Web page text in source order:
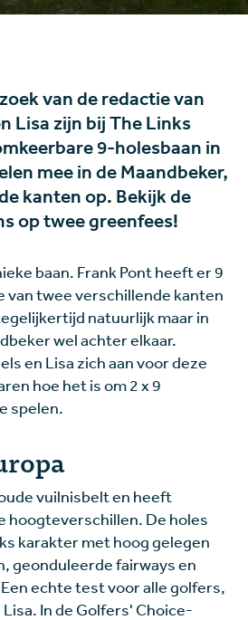
van de redactie van
Lisa zijn bij The Links
9-holesbaan in
mee in de Maandbeker,
kanten op. Bekijk de
op twee greenfees!
baan. Frank Pont heeft er 9
van twee verschillende kanten
natuurlijk maar in
wel achter elkaar.
en Lisa zich aan voor deze
hoe het is om 2 x 9
spelen.
vuilnisbelt en heeft
hoogteverschillen. De holes
karakter met hoog gelegen
geonduleerde fairways en
echte test voor alle golfers,
In de Golfers' Choice-